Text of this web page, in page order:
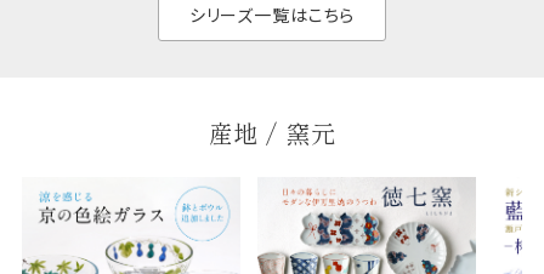
シリーズ一覧はこちら
産地 / 窯元